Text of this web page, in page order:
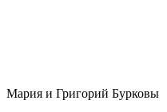
Мария и Григорий Бурковы